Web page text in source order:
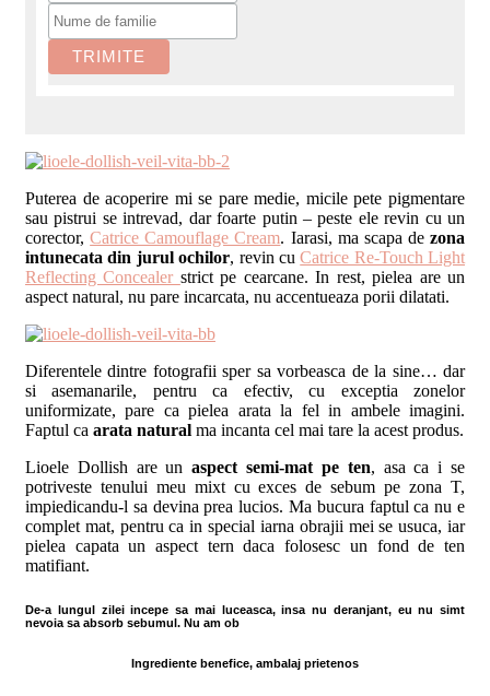
Puterea de acoperire mi se pare medie, micile pete pigmentare
sau pistrui se intrevad, dar foarte putin – peste ele revin cu un
corector,Catrice Camouflage Cream. Iarasi, ma scapa de zona
intunecata din jurul ochilor, revin cuCatrice Re-Touch Light
Reflecting Concealer strict pe cearcane. In rest, pielea are un
aspect natural, nu pare incarcata, nu accentueaza porii dilatati.
Diferentele dintre fotografii sper sa vorbeasca de la sine… dar
si asemanarile, pentru ca efectiv, cu exceptia zonelor
uniformizate, pare ca pielea arata la fel in ambele imagini.
Faptul ca arata natural ma incanta cel mai tare la acest produs.
Lioele Dollish are un aspect semi-mat pe ten, asa ca i se
potriveste tenului meu mixt cu exces de sebum pe zona T,
impiedicandu-l sa devina prea lucios. Ma bucura faptul ca nu e
complet mat, pentru ca in special iarna obrajii mei se usuca, iar
pielea capata un aspect tern daca folosesc un fond de ten
matifiant.
De-a lungul zilei incepe sa mai luceasca, insa nu deranjant, eu nu simt
nevoia sa absorb sebumul. Nu am ob
Ingrediente benefice, ambalaj prietenos